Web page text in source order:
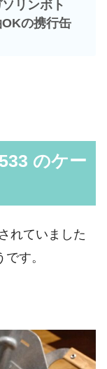
リンボト
の携行缶
のケー
れていました
す。